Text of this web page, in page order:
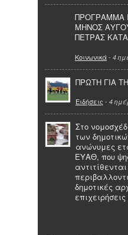
ΠΡΟΓΡΑΜΜΑ
ΜΗΝΟΣ
ΠΕΤΡΑΣ
Κοινωνικά- 4
ΠΡΩΤΗ ΓΙΑ
Ειδήσεις - 4
Στο
των
ανώνυμες
ΕΥΑΘ, που
δημοτικές